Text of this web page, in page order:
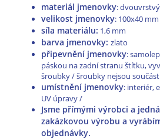
materiál jmenovky:
velikost jmenovky: 100x40 mm
síla materiálu: 1,6 mm
barva jmenovky: zlato
připevnění jmenovky:
páskou na zadní stranu štítku,
šroubky / šroubky nejsou
umístnění jmenovky: interiér,
UV úpravy /
Jsme přímými výrobci a
zakázkovou výrobu a
objednávky.